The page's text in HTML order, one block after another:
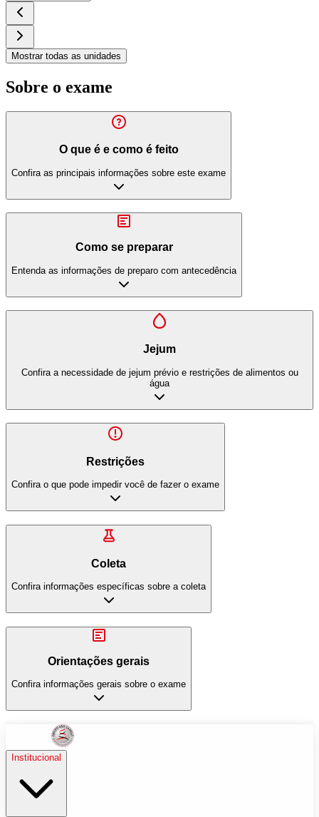
Mostrar todas as unidades
Sobre o exame
O que é e como é feito
Confira as principais informações sobre este exame
Como se preparar
Entenda as informações de preparo com antecedência
Jejum
Confira a necessidade de jejum prévio e restrições de alimentos ou
água
Restrições
Confira o que pode impedir você de fazer o exame
Coleta
Confira informações específicas sobre a coleta
Orientações gerais
Confira informações gerais sobre o exame
Institucional